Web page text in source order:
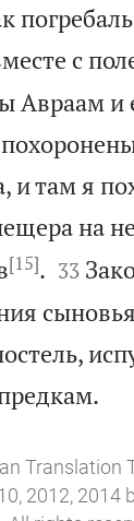
с
Авраам и
и там я
на
[15]. 

33
Translation
2012, 2014